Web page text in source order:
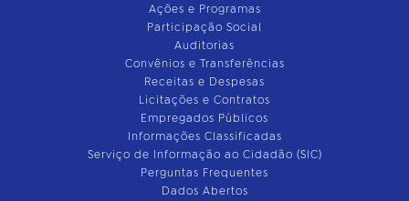
Ações e Programas
Participação Social
Auditorias
Convênios e Transferências
Receitas e Despesas
Licitações e Contratos
Empregados Públicos
Informações Classificadas
Serviço de Informação ao Cidadão (SIC)
Perguntas Frequentes
Dados Abertos